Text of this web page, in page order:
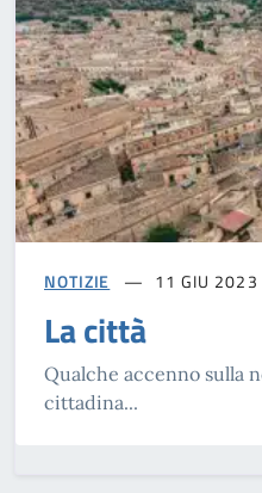
NOTIZIE 11 GIU 2023
La città
Qualche accenno sulla
cittadina...